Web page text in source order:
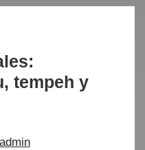
tempeh y
admin